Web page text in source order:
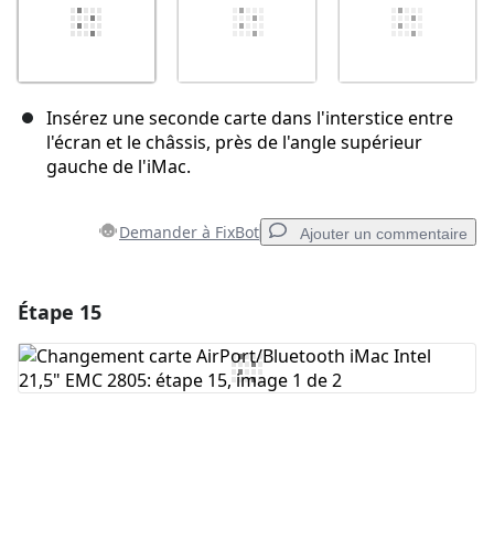
Insérez une seconde carte dans l'interstice entre
l'écran et le châssis, près de l'angle supérieur
gauche de l'iMac.
Demander à FixBot Ajouter un commentaire
Ajouter un commentaire
Étape 15